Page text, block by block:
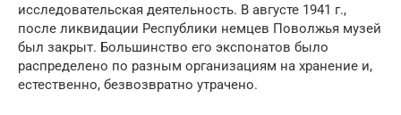
исследовательская деятельность. В августе 1941 г.,
после ликвидации Республики немцев Поволжья музей
был закрыт. Большинство его экспонатов было
распределено по разным организациям на хранение и,
естественно, безвозвратно утрачено.